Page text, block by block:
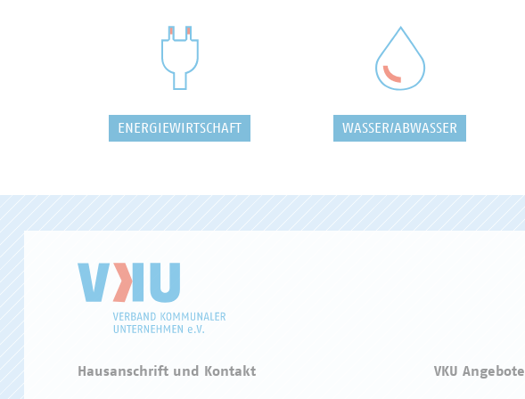
ENERGIEWIRTSCHAFT WASSER/ABWASSER
Hausanschrift und Kontakt VKU Angebote